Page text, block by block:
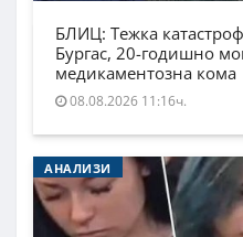
БЛИЦ: Тежка
Бургас, 20-годишно
медикаментозна кома
08.08.2026 11:16ч.
АНАЛИЗИ